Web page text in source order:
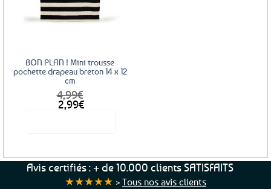
BON PLAN ! Mini trousse
pochette drapeau breton 14 x 12
cm
4,99€
Le
prix
2,99€
Le
prix
Avis certifiés : + de 10.000 clients SATISFAITS
★★★★★ > Tous nos avis clients